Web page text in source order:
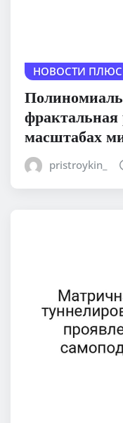
НОВОСТИ ПЛЮС
фрактальная
масштабах
pristroykin_